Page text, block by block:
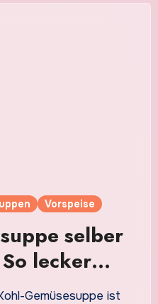
Vorspeise
selber
lecker
Gemüsesuppe ist